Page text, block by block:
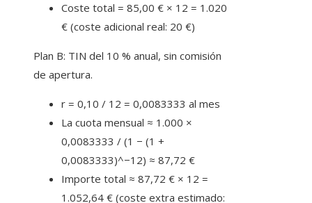
Coste total = 85,00 € × 12 = 1.020
€ (coste adicional real: 20 €)
Plan B: TIN del 10 % anual, sin comisión
de apertura.
r = 0,10 / 12 = 0,0083333 al mes
La cuota mensual ≈ 1.000 ×
0,0083333 / (1 − (1 +
0,0083333)^−12) ≈ 87,72 €
Importe total ≈ 87,72 € × 12 =
1.052,64 € (coste extra estimado: